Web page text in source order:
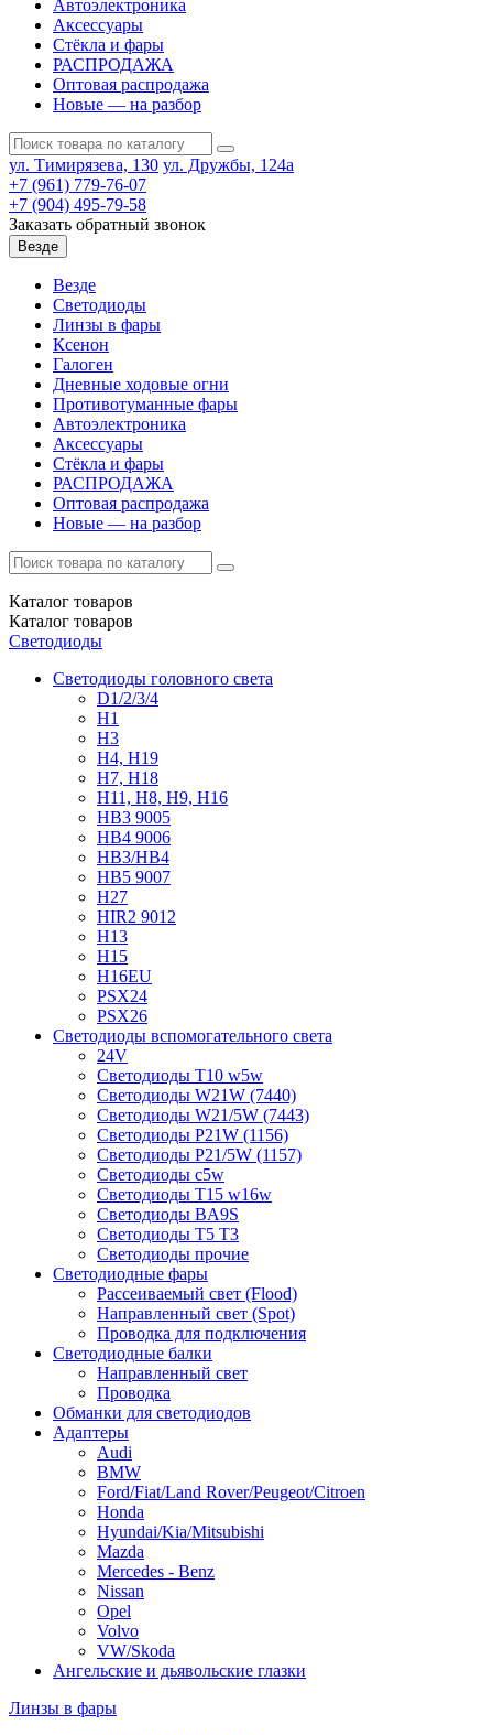
Автоэлектроника
Аксессуары
Стёкла и фары
РАСПРОДАЖА
Оптовая распродажа
Новые — на разбор
ул. Тимирязева, 130 ул. Дружбы, 124а
+7 (961) 779-76-07
+7 (904) 495-79-58
Заказать обратный звонок
Везде
Везде
Светодиоды
Линзы в фары
Ксенон
Галоген
Дневные ходовые огни
Противотуманные фары
Автоэлектроника
Аксессуары
Стёкла и фары
РАСПРОДАЖА
Оптовая распродажа
Новые — на разбор
Каталог товаров
Каталог товаров
Светодиоды
Светодиоды головного света
D1/2/3/4
H1
H3
H4, H19
H7, H18
H11, H8, H9, H16
HB3 9005
HB4 9006
HB3/HB4
HB5 9007
H27
HIR2 9012
H13
H15
H16EU
PSX24
PSX26
Светодиоды вспомогательного света
24V
Светодиоды T10 w5w
Светодиоды W21W (7440)
Светодиоды W21/5W (7443)
Светодиоды P21W (1156)
Светодиоды P21/5W (1157)
Светодиоды c5w
Светодиоды T15 w16w
Светодиоды BA9S
Светодиоды T5 T3
Светодиоды прочие
Светодиодные фары
Рассеиваемый свет (Flood)
Направленный свет (Spot)
Проводка для подключения
Светодиодные балки
Направленный свет
Проводка
Обманки для светодиодов
Адаптеры
Audi
BMW
Ford/Fiat/Land Rover/Peugeot/Citroen
Honda
Hyundai/Kia/Mitsubishi
Mazda
Mercedes - Benz
Nissan
Opel
Volvo
VW/Skoda
Ангельские и дьявольские глазки
Линзы в фары